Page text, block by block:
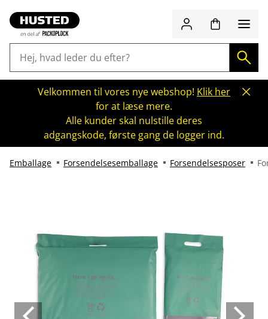
Velkommen til vores nye webshop! Klik her
for at læse mere.
Alle kunder skal nulstille deres
adgangskode, første gang de logger ind.
Emballage Forsendelsesemballage Forsendelsesposer